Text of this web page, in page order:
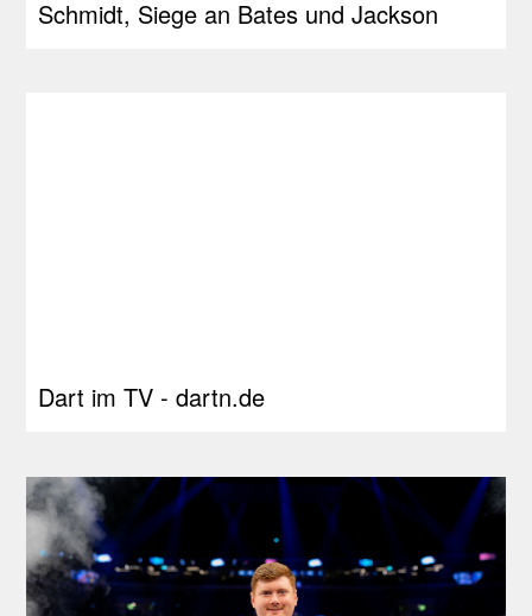
Schmidt, Siege an Bates und Jackson
Dart im TV - dartn.de